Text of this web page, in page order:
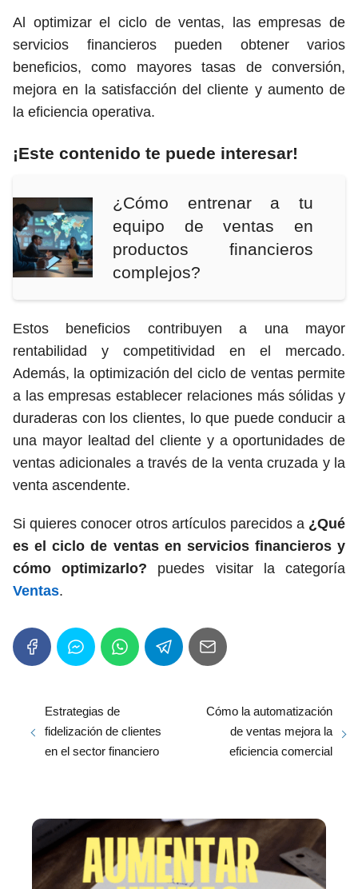
Al optimizar el ciclo de ventas, las empresas de
servicios financieros pueden obtener varios
beneficios, como mayores tasas de conversión,
mejora en la satisfacción del cliente y aumento de
la eficiencia operativa.
¡Este contenido te puede interesar!
¿Cómo entrenar a tu
equipo de ventas en
productos financieros
complejos?
Estos beneficios contribuyen a una mayor
rentabilidad y competitividad en el mercado.
Además, la optimización del ciclo de ventas permite
a las empresas establecer relaciones más sólidas y
duraderas con los clientes, lo que puede conducir a
una mayor lealtad del cliente y a oportunidades de
ventas adicionales a través de la venta cruzada y la
venta ascendente.
Si quieres conocer otros artículos parecidos a ¿Qué
es el ciclo de ventas en servicios financieros y
cómo optimizarlo? puedes visitar la categoría
Ventas.
Estrategias de
fidelización de clientes
en el sector financiero
Cómo la automatización
de ventas mejora la
eficiencia comercial